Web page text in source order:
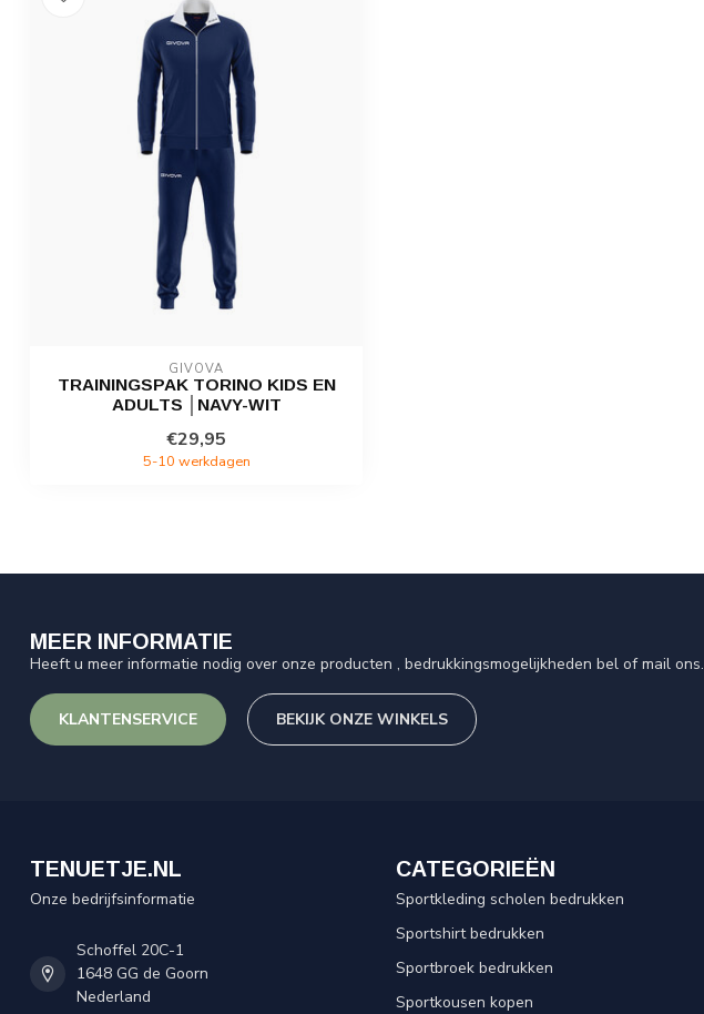
GIVOVA
TRAININGSPAK TORINO KIDS EN
ADULTS │NAVY-WIT
€29,95
5-10 werkdagen
MEER INFORMATIE
Heeft u meer informatie nodig over onze producten , bedrukkingsmogelijkheden bel of mail ons.
KLANTENSERVICE BEKIJK ONZE WINKELS
TENUETJE.NL
Onze bedrijfsinformatie
Schoffel 20C-1
1648 GG de Goorn
Nederland
CATEGORIEËN
Sportkleding scholen bedrukken
Sportshirt bedrukken
Sportbroek bedrukken
Sportkousen kopen